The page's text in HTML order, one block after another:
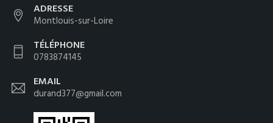
ADRESSE
Montlouis-sur-Loire
TÉLÉPHONE
0783874145
EMAIL
durand377@gmail.com